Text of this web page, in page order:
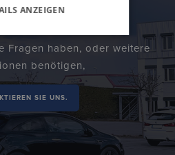
Fragen haben, oder weitere
benötigen,
SIE UNS.
ANZEIGEN